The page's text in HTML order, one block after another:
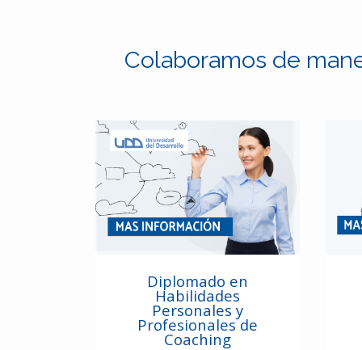
Colaboramos de
Diplomado en
Habilidades
Personales y
Profesionales de
Coaching